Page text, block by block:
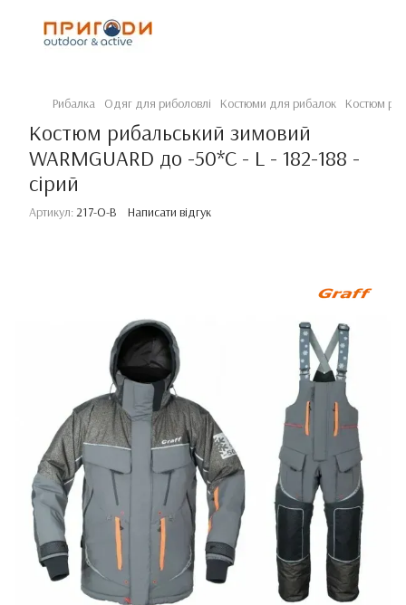
Рибалка Одяг для риболовлі Костюми для рибалок Костюм
Костюм рибальський зимовий
WARMGUARD до -50*С - L - 182-188 -
сірий
Артикул: 217-O-B Написати відгук